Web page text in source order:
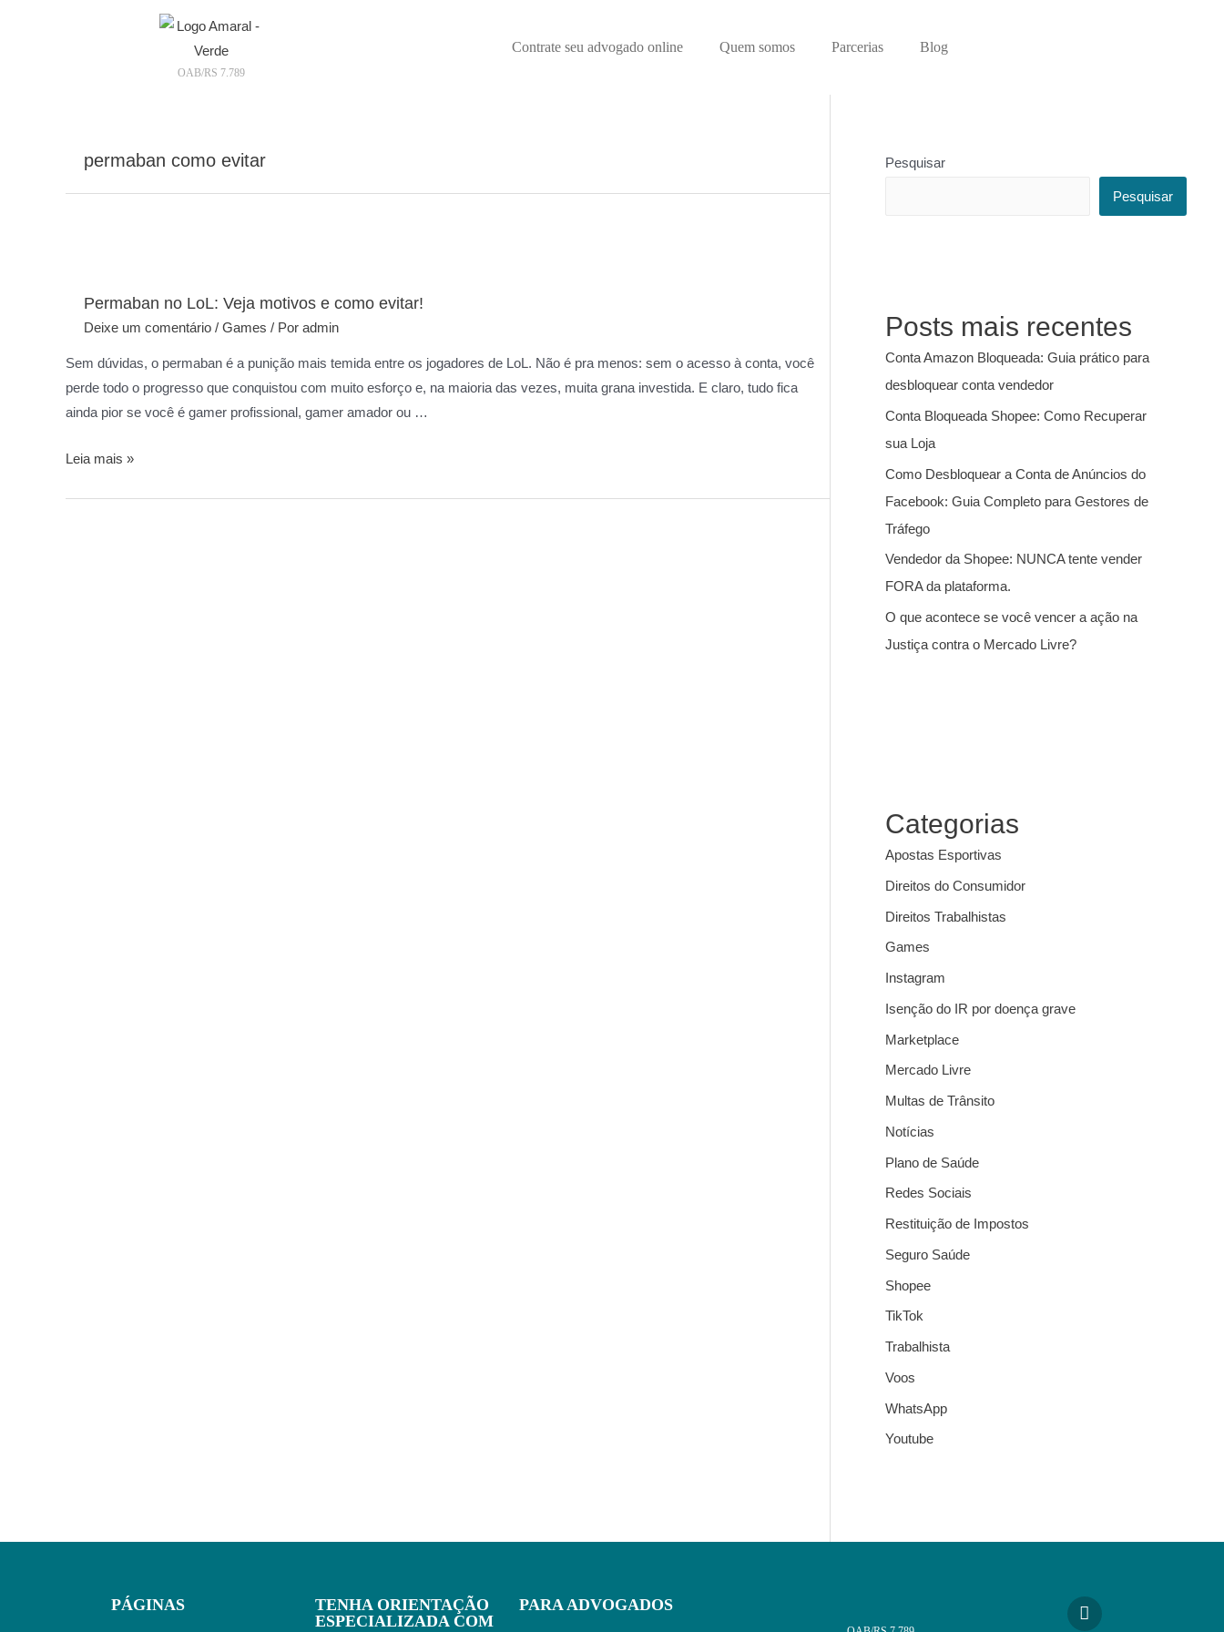
OAB/RS 7.789
Contrate seu advogado online Quem somos Parcerias Blog
permaban como evitar
Permaban no LoL: Veja motivos e como evitar!
Deixe um comentário / Games / Por admin
Sem dúvidas, o permaban é a punição mais temida entre os jogadores de LoL. Não é pra menos: sem o acesso à conta, você
perde todo o progresso que conquistou com muito esforço e, na maioria das vezes, muita grana investida. E claro, tudo fica
ainda pior se você é gamer profissional, gamer amador ou …
Leia mais »
Pesquisar
Pesquisar
Posts mais recentes
Conta Amazon Bloqueada: Guia prático para
desbloquear conta vendedor
Conta Bloqueada Shopee: Como Recuperar
sua Loja
Como Desbloquear a Conta de Anúncios do
Facebook: Guia Completo para Gestores de
Tráfego
Vendedor da Shopee: NUNCA tente vender
FORA da plataforma.
O que acontece se você vencer a ação na
Justiça contra o Mercado Livre?
Categorias
Apostas Esportivas
Direitos do Consumidor
Direitos Trabalhistas
Games
Instagram
Isenção do IR por doença grave
Marketplace
Mercado Livre
Multas de Trânsito
Notícias
Plano de Saúde
Redes Sociais
Restituição de Impostos
Seguro Saúde
Shopee
TikTok
Trabalhista
Voos
WhatsApp
Youtube
PÁGINAS
TENHA ORIENTAÇÃO
ESPECIALIZADA COM
PARA ADVOGADOS